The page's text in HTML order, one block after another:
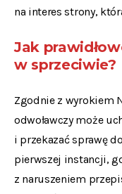
na interes strony,
Jak
w sprzeciwie?
Zgodnie z wyrokiem
odwoławczy może
i przekazać sprawę
pierwszej instancji,
z naruszeniem